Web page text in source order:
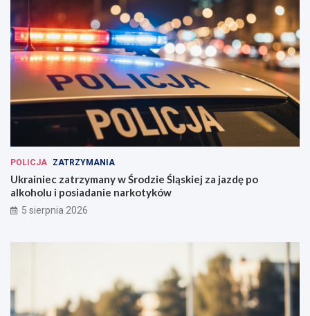
POLICJA ZATRZYMANIA
Ukrainiec zatrzymany w Środzie Śląskiej za jazdę po
alkoholu i posiadanie narkotyków
5 sierpnia 2026